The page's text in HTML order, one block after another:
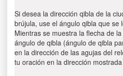
Si desea la dirección qibla de la
brújula, use el ángulo qibla que se
Mientras se muestra la flecha de
ángulo de qibla (ángulo de qibla
en la dirección de las agujas del
tu oración en la dirección